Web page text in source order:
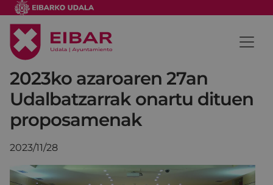
2023ko azaroaren 27an
Udalbatzarrak onartu dituen
proposamenak
2023/11/28